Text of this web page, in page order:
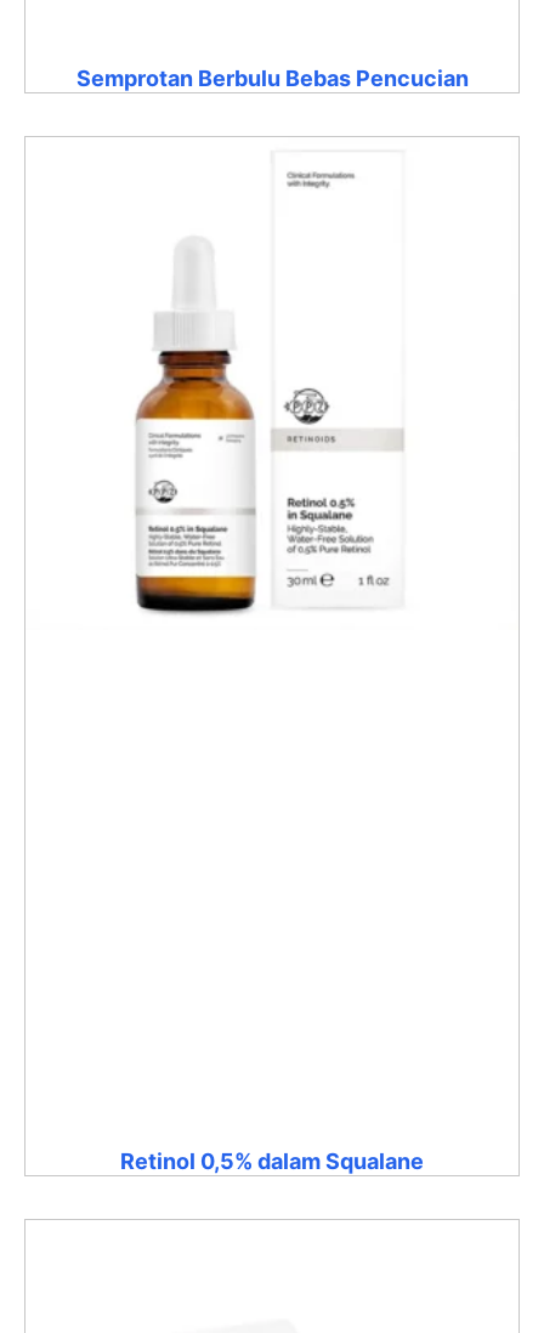
Semprotan Berbulu Bebas Pencucian
Retinol 0,5% dalam Squalane